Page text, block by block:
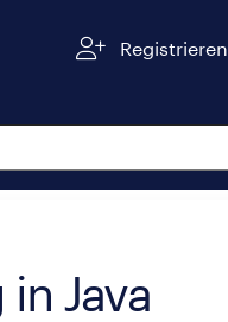
Registrieren
Java